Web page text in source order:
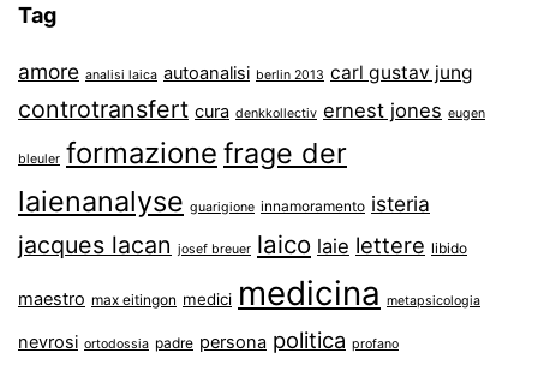
Tag
amore analisi laica autoanalisi berlin 2013 carl gustav jung
controtransfert cura denkkollectiv ernest jones eugen
bleuler formazione frage der
laienanalyse guarigione innamoramento isteria
jacques lacan josef breuer laico laie lettere libido
maestro max eitingon medici medicina metapsicologia
nevrosi ortodossia padre persona politica profano